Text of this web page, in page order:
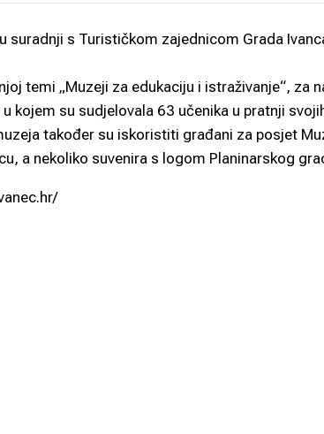
suradnji s Turističkom zajednicom Grada
temi „Muzeji za edukaciju i istraživanje“, za
kojem su sudjelovala 63 učenika u pratnji
također su iskoristiti građani za posjet
a nekoliko suvenira s logom Planinarskog